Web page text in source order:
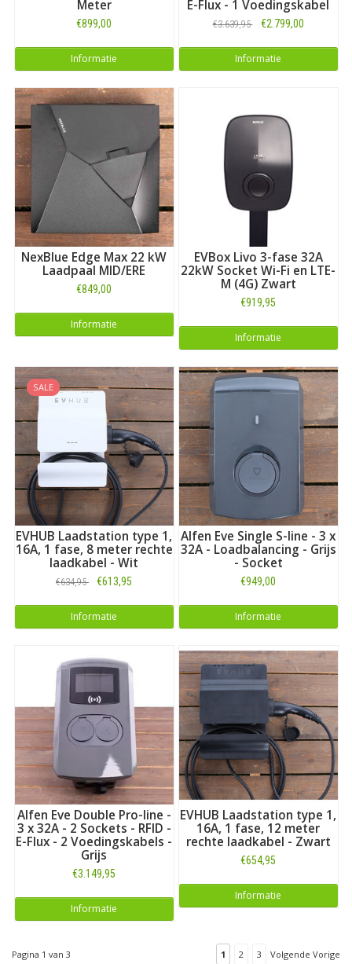
Meter
€899,00
Informatie
E-Flux - 1 Voedingskabel
€3.639,95 €2.799,00
Informatie
NexBlue Edge Max 22 kW
Laadpaal MID/ERE
€849,00
Informatie
EVBox Livo 3-fase 32A
22kW Socket Wi-Fi en LTE-
M (4G) Zwart
€919,95
Informatie
SALE
EVHUB Laadstation type 1,
16A, 1 fase, 8 meter rechte
laadkabel - Wit
€634,95 €613,95
Informatie
Alfen Eve Single S-line - 3 x
32A - Loadbalancing - Grijs
- Socket
€949,00
Informatie
Alfen Eve Double Pro-line -
3 x 32A - 2 Sockets - RFID -
E-Flux - 2 Voedingskabels -
Grijs
€3.149,95
Informatie
EVHUB Laadstation type 1,
16A, 1 fase, 12 meter
rechte laadkabel - Zwart
€654,95
Informatie
Pagina 1 van 3 1 2 3 Volgende Vorige